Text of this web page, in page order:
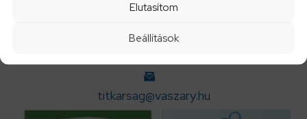
Elutasítom
Beállítások
Központi telefonszám:
titkarsag@vaszary.hu